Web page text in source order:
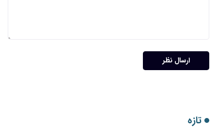
ارسال نظر
تازه